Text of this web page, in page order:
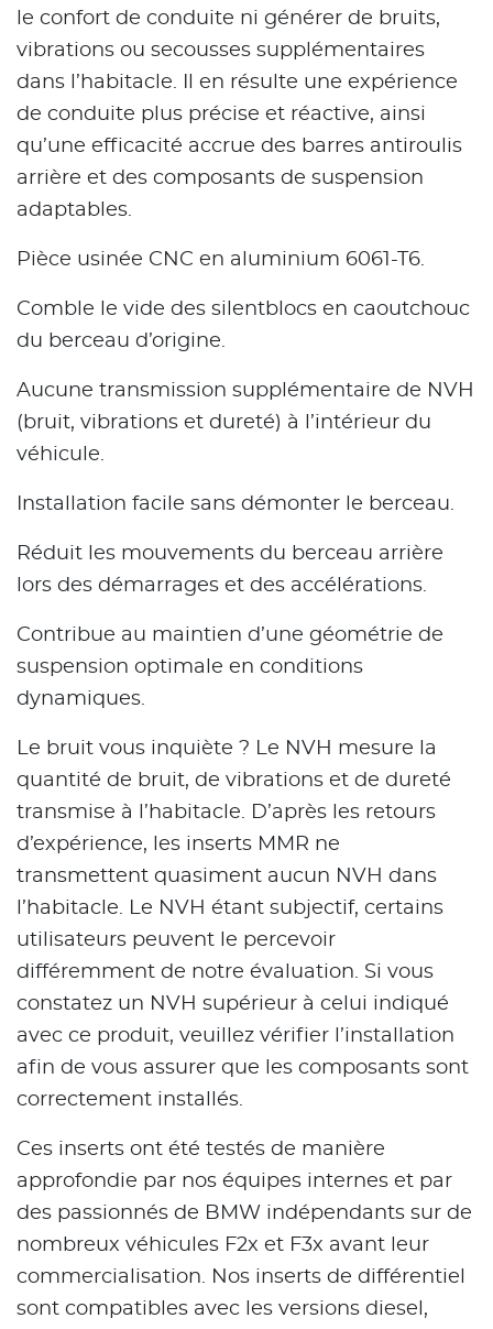
le confort de conduite ni générer de bruits,
vibrations ou secousses supplémentaires
dans l’habitacle. Il en résulte une expérience
de conduite plus précise et réactive, ainsi
qu’une efficacité accrue des barres antiroulis
arrière et des composants de suspension
adaptables.
Pièce usinée CNC en aluminium 6061-T6.
Comble le vide des silentblocs en caoutchouc
du berceau d’origine.
Aucune transmission supplémentaire de NVH
(bruit, vibrations et dureté) à l’intérieur du
véhicule.
Installation facile sans démonter le berceau.
Réduit les mouvements du berceau arrière
lors des démarrages et des accélérations.
Contribue au maintien d’une géométrie de
suspension optimale en conditions
dynamiques.
Le bruit vous inquiète ? Le NVH mesure la
quantité de bruit, de vibrations et de dureté
transmise à l’habitacle. D’après les retours
d’expérience, les inserts MMR ne
transmettent quasiment aucun NVH dans
l’habitacle. Le NVH étant subjectif, certains
utilisateurs peuvent le percevoir
différemment de notre évaluation. Si vous
constatez un NVH supérieur à celui indiqué
avec ce produit, veuillez vérifier l’installation
afin de vous assurer que les composants sont
correctement installés.
Ces inserts ont été testés de manière
approfondie par nos équipes internes et par
des passionnés de BMW indépendants sur de
nombreux véhicules F2x et F3x avant leur
commercialisation. Nos inserts de différentiel
sont compatibles avec les versions diesel,